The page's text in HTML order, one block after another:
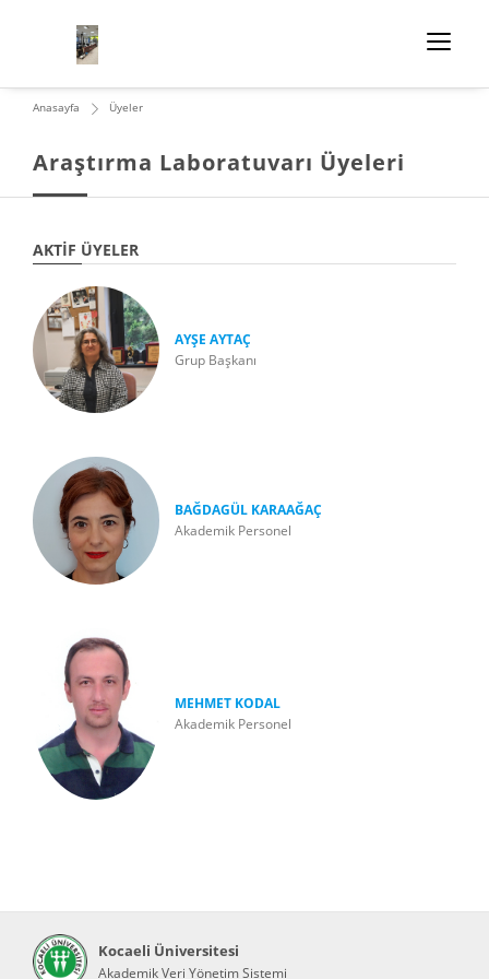
Araştırma Laboratuvarı Üyeleri
Anasayfa Üyeler
AKTIF ÜYELER
AYŞE AYTAÇ
Grup Başkanı
BAĞDAGÜL KARAAĞAÇ
Akademik Personel
MEHMET KODAL
Akademik Personel
Kocaeli Üniversitesi
Akademik Veri Yönetim Sistemi